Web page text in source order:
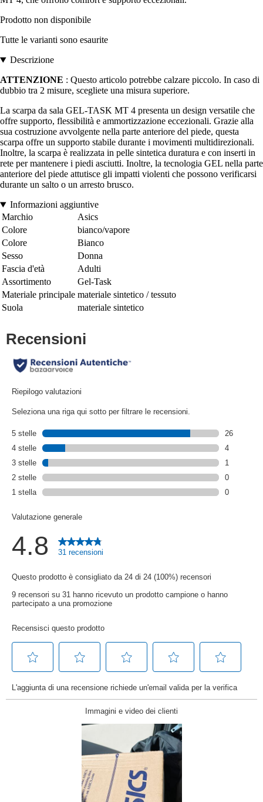
Prodotto non disponibile
Tutte le varianti sono esaurite
Descrizione
ATTENZIONE : Questo articolo potrebbe calzare piccolo. In caso di
dubbio tra 2 misure, scegliete una misura superiore.
La scarpa da sala GEL-TASK MT 4 presenta un design versatile che
offre supporto, flessibilità e ammortizzazione eccezionali. Grazie alla
sua costruzione avvolgente nella parte anteriore del piede, questa
scarpa offre un supporto stabile durante i movimenti multidirezionali.
Inoltre, la scarpa è realizzata in pelle sintetica duratura e con inserti in
rete per mantenere i piedi asciutti. Inoltre, la tecnologia GEL nella parte
anteriore del piede attutisce gli impatti violenti che possono verificarsi
durante un salto o un arresto brusco.
Informazioni aggiuntive
Marchio
Asics
Colore
bianco/vapore
Colore
Bianco
Sesso
Donna
Fascia d'età
Adulti
Assortimento
Gel-Task
Materiale principale materiale sintetico / tessuto
Suola
materiale sintetico